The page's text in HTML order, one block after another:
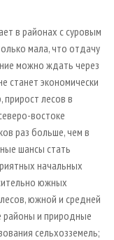
в районах с суровым
мала, что отдачу
можно ждать через
станет экономически
лесов в
востоке
раз больше, чем в
шансы стать
начальных
южных
южной и средней
районы и природные
сельхозземель;